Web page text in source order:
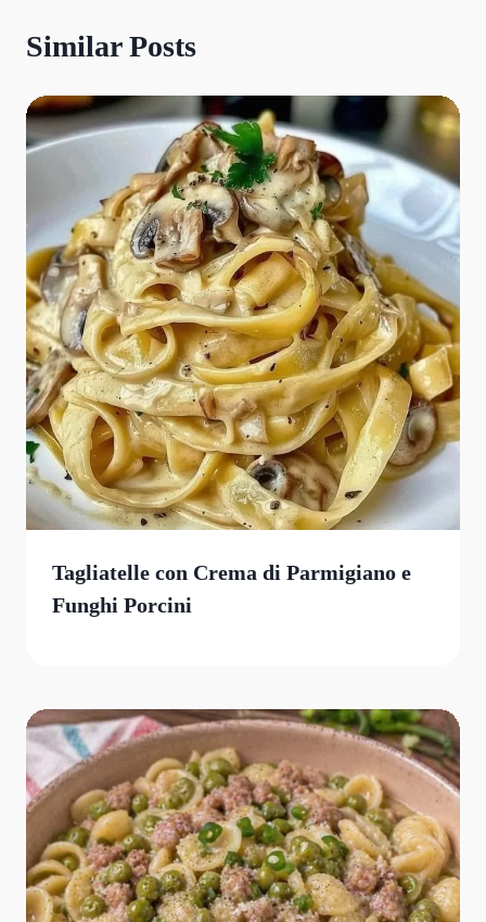
Similar Posts
Tagliatelle con Crema di Parmigiano e
Funghi Porcini